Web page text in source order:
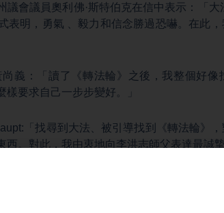
議會議員奧利佛·斯特伯克在信中表示：「大
表明，勇氣 、毅力和信念勝過恐嚇。在此
尚義：「讀了《轉法輪》之後，我整個好
要求自己一步步變好。」
「找尋到大法、被引導找到《轉法輪》
。對此，我由衷地向李洪志師父表達最誠摯
功的遊行隊伍吸引眾多路人駐足觀看，了